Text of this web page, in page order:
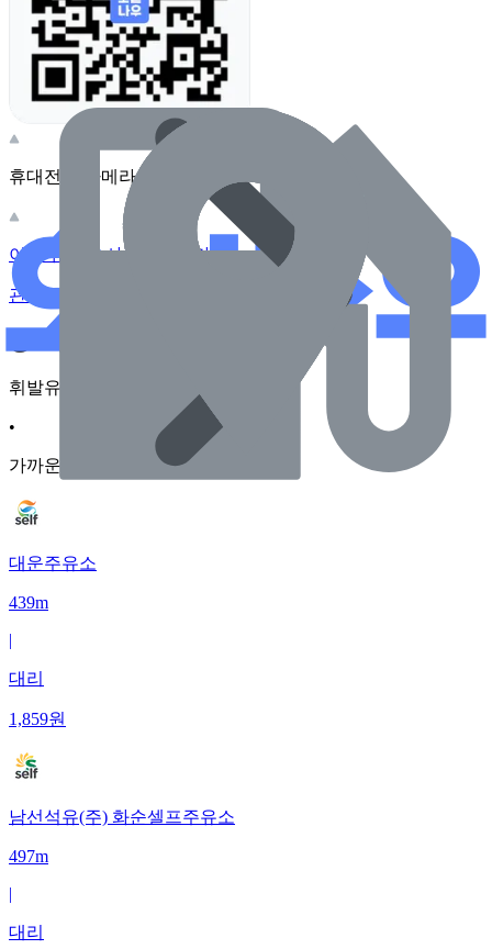
휴대전화 카메라로 찍어보세요
이 주유소의 사장님이신가요?
관리하기
휘발유
•
가까운순
대운주유소
439m
|
대리
1,859원
남선석유(주) 화순셀프주유소
497m
|
대리